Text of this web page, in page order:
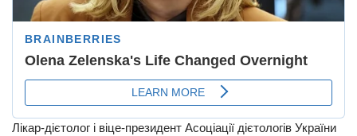
Лікар-дієтолог і віце-президент Асоціації дієтологів України